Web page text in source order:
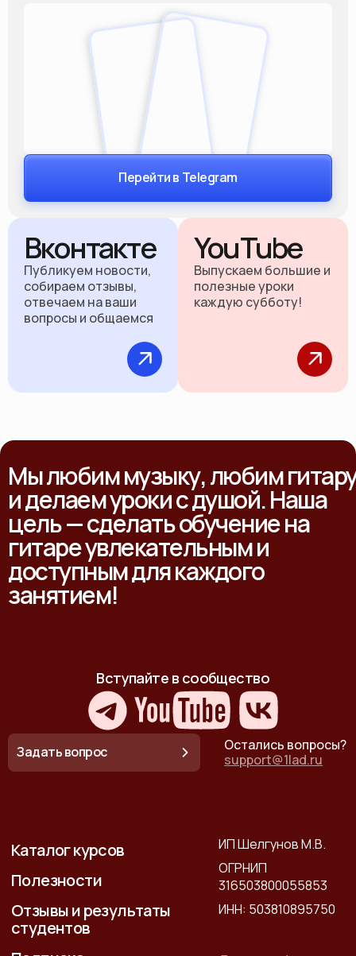
Перейти в Telegram
Вконтакте
Публикуем новости,
собираем отзывы,
отвечаем на ваши
вопросы и общаемся
YouTube
Выпускаем большие и
полезные уроки
каждую субботу!
Мы любим музыку, любим
и делаем уроки с душой. Наша
цель — сделать обучение на
гитаре увлекательным и
доступным для каждого
занятием!
Вступайте в сообщество
Остались вопросы?
support@1lad.ru
Задать вопрос
Каталог курсов
Полезности
Отзывы и результаты
студентов
ИП Шелгунов М.В.
ОГРНИП
316503800055853
ИНН: 503810895750